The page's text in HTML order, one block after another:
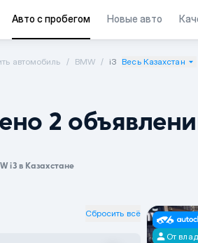
Авто с пробегом Новые авто
автомобиль BMW i3 Весь Казахстан
2
i3 в Казахстане
Сбросить всё
От